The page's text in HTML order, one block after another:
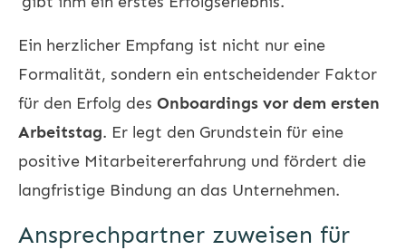
Ein herzlicher Empfang ist nicht nur eine
Formalität, sondern ein entscheidender Faktor
für den Erfolg des Onboardings vor dem ersten
Arbeitstag. Er legt den Grundstein für eine
positive Mitarbeitererfahrung und fördert die
langfristige Bindung an das Unternehmen.
Ansprechpartner zuweisen für